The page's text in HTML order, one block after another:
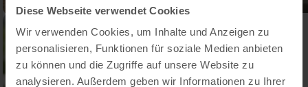
Diese Webseite verwendet Cookies
Wir verwenden Cookies, um Inhalte und Anzeigen zu
personalisieren, Funktionen für soziale Medien anbieten
zu können und die Zugriffe auf unsere Website zu
analysieren. Außerdem geben wir Informationen zu Ihrer